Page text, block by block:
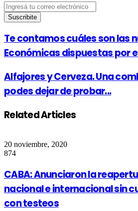
Ingresá
tu
correo
Te contamos cuáles son las
Económicas dispuestas por
Alfajores y Cerveza. Una
podes dejar de probar...
Related Articles
20 noviembre, 2020
874
CABA: Anunciaron la
nacional e internacional sin
con testeos